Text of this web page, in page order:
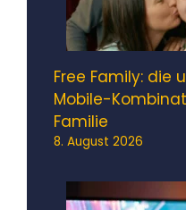
Free Family: die
Mobile-
Familie
8. August 2026